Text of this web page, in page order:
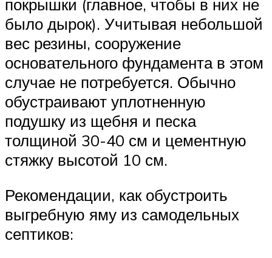
покрышки (главное, чтобы в них не
было дырок). Учитывая небольшой
вес резины, сооружение
основательного фундамента в этом
случае не потребуется. Обычно
обустраивают уплотненную
подушку из щебня и песка
толщиной 30-40 см и цементную
стяжку высотой 10 см.
Рекомендации, как обустроить
выгребную яму из самодельных
септиков: